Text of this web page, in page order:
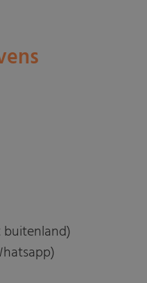
buitenland)